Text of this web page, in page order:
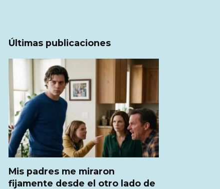
Últimas publicaciones
Mis padres me miraron
fijamente desde el otro lado de